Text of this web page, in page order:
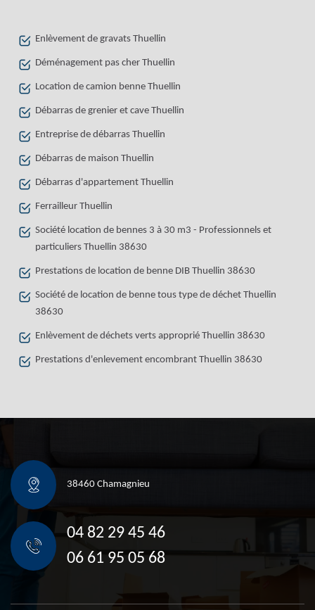
Enlèvement de gravats Thuellin
Déménagement pas cher Thuellin
Location de camion benne Thuellin
Débarras de grenier et cave Thuellin
Entreprise de débarras Thuellin
Débarras de maison Thuellin
Débarras d'appartement Thuellin
Ferrailleur Thuellin
Société location de bennes 3 à 30 m3 - Professionnels et
particuliers Thuellin 38630
Prestations de location de benne DIB Thuellin 38630
Société de location de benne tous type de déchet Thuellin
38630
Enlèvement de déchets verts approprié Thuellin 38630
Prestations d'enlevement encombrant Thuellin 38630
38460 Chamagnieu
04 82 29 45 46
06 61 95 05 68